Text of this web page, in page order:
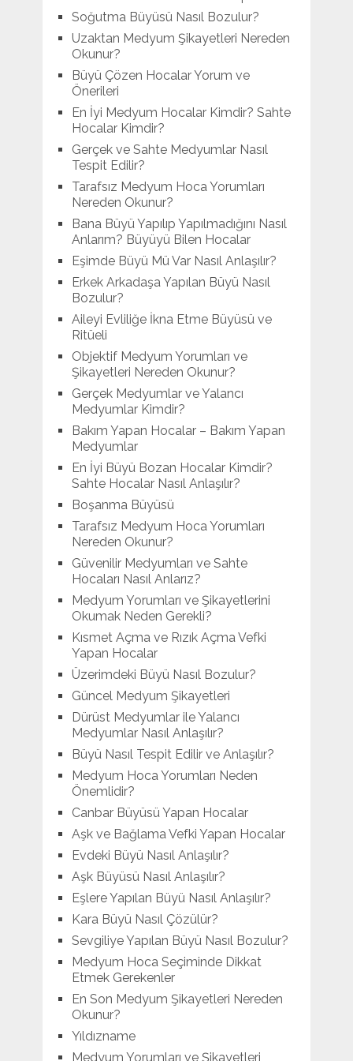
Soğutma Büyüsü Nasıl Bozulur?
Uzaktan Medyum Şikayetleri Nereden
Okunur?
Büyü Çözen Hocalar Yorum ve
Önerileri
En İyi Medyum Hocalar Kimdir? Sahte
Hocalar Kimdir?
Gerçek ve Sahte Medyumlar Nasıl
Tespit Edilir?
Tarafsız Medyum Hoca Yorumları
Nereden Okunur?
Bana Büyü Yapılıp Yapılmadığını Nasıl
Anlarım? Büyüyü Bilen Hocalar
Eşimde Büyü Mü Var Nasıl Anlaşılır?
Erkek Arkadaşa Yapılan Büyü Nasıl
Bozulur?
Aileyi Evliliğe İkna Etme Büyüsü ve
Ritüeli
Objektif Medyum Yorumları ve
Şikayetleri Nereden Okunur?
Gerçek Medyumlar ve Yalancı
Medyumlar Kimdir?
Bakım Yapan Hocalar – Bakım Yapan
Medyumlar
En İyi Büyü Bozan Hocalar Kimdir?
Sahte Hocalar Nasıl Anlaşılır?
Boşanma Büyüsü
Tarafsız Medyum Hoca Yorumları
Nereden Okunur?
Güvenilir Medyumları ve Sahte
Hocaları Nasıl Anlarız?
Medyum Yorumları ve Şikayetlerini
Okumak Neden Gerekli?
Kısmet Açma ve Rızık Açma Vefki
Yapan Hocalar
Üzerimdeki Büyü Nasıl Bozulur?
Güncel Medyum Şikayetleri
Dürüst Medyumlar ile Yalancı
Medyumlar Nasıl Anlaşılır?
Büyü Nasıl Tespit Edilir ve Anlaşılır?
Medyum Hoca Yorumları Neden
Önemlidir?
Canbar Büyüsü Yapan Hocalar
Aşk ve Bağlama Vefki Yapan Hocalar
Evdeki Büyü Nasıl Anlaşılır?
Aşk Büyüsü Nasıl Anlaşılır?
Eşlere Yapılan Büyü Nasıl Anlaşılır?
Kara Büyü Nasıl Çözülür?
Sevgiliye Yapılan Büyü Nasıl Bozulur?
Medyum Hoca Seçiminde Dikkat
Etmek Gerekenler
En Son Medyum Şikayetleri Nereden
Okunur?
Yıldızname
Medyum Yorumları ve Şikayetleri